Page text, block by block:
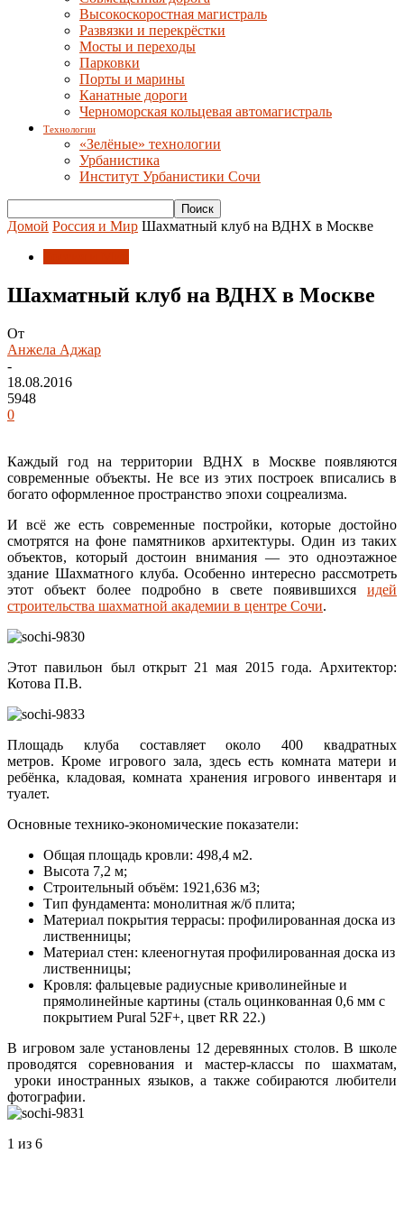
Высокоскоростная магистраль
Развязки и перекрёстки
Мосты и переходы
Парковки
Порты и марины
Канатные дороги
Черноморская кольцевая автомагистраль
Технологии
«Зелёные» технологии
Урбанистика
Институт Урбанистики Сочи
Домой Россия и Мир Шахматный клуб на ВДНХ в Москве
Шахматный клуб на ВДНХ в Москве
От
Анжела Аджар
-
18.08.2016
5948
0
Каждый год на территории ВДНХ в Москве появляются
современные объекты. Не все из этих построек вписались в
богато оформленное пространство эпохи соцреализма.
И всё же есть современные постройки, которые достойно
смотрятся на фоне памятников архитектуры. Один из таких
объектов, который достоин внимания — это одноэтажное
здание Шахматного клуба. Особенно интересно рассмотреть
этот объект более подробно в свете появившихся идей
строительства шахматной академии в центре Сочи.
Этот павильон был открыт 21 мая 2015 года. Архитектор:
Котова П.В.
Площадь клуба составляет около 400 квадратных
метров. Кроме игрового зала, здесь есть комната матери и
ребёнка, кладовая, комната хранения игрового инвентаря и
туалет.
Основные технико-экономические показатели:
Общая площадь кровли: 498,4 м2.
Высота 7,2 м;
Строительный объём: 1921,636 м3;
Тип фундамента: монолитная ж/б плита;
Материал покрытия террасы: профилированная доска из
лиственницы;
Материал стен: клееногнутая профилированная доска из
лиственницы;
Кровля: фальцевые радиусные криволинейные и
прямолинейные картины (сталь оцинкованная 0,6 мм с
покрытием Pural 52F+, цвет RR 22.)
В игровом зале установлены 12 деревянных столов. В школе
проводятся соревнования и мастер-классы по шахматам,
уроки иностранных языков, а также собираются любители
фотографии.
1 из 6